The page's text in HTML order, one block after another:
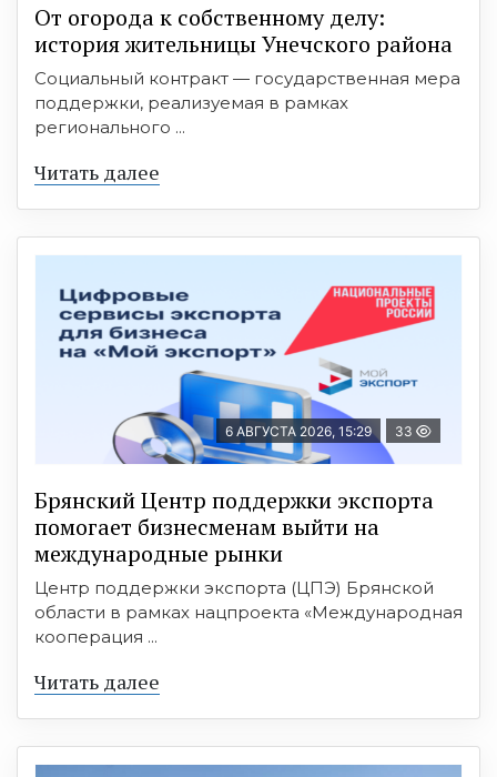
От огорода к собственному делу:
история жительницы Унечского района
Социальный контракт — государственная мера
поддержки, реализуемая в рамках
регионального ...
Читать далее
6 АВГУСТА 2026, 15:29 33
Брянский Центр поддержки экспорта
помогает бизнесменам выйти на
международные рынки
Центр поддержки экспорта (ЦПЭ) Брянской
области в рамках нацпроекта «Международная
кооперация ...
Читать далее